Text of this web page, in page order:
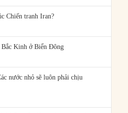
Chiến tranh Iran?
Bắc Kinh ở Biển Đông
nước nhỏ sẽ luôn phải chịu